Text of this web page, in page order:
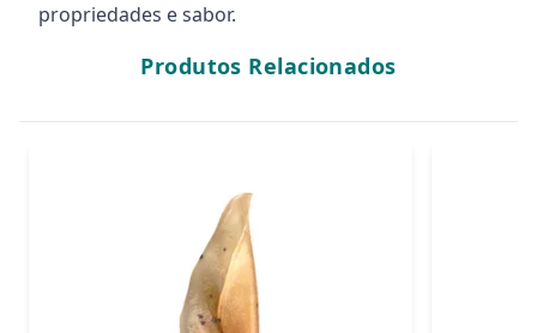
propriedades e sabor.
Produtos Relacionados